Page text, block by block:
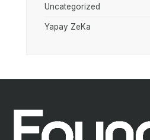
Uncategorized
Yapay ZeKa